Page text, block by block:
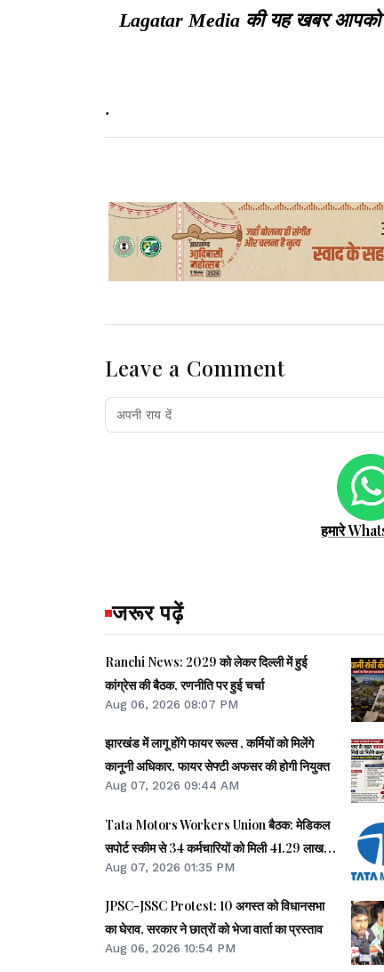
Lagatar Media की यह खबर आपको
.
Leave a Comment
हमारे
जरूर पढ़ें
Ranchi News: 2029 को लेकर दिल्ली में हुई
कांग्रेस की बैठक, रणनीति पर हुई चर्चा
Aug 06, 2026 08:07 PM
झारखंड में लागू होंगे फायर रूल्स , कर्मियों को मिलेंगे
कानूनी अधिकार, फायर सेफ्टी अफसर की होगी नियुक्त
Aug 07, 2026 09:44 AM
Tata Motors Workers Union बैठक: मेडिकल
सपोर्ट स्कीम से 34 कर्मचारियों को मिली 41.29 लाख
की मदद
Aug 07, 2026 01:35 PM
JPSC-JSSC Protest: 10 अगस्त को विधानसभा
का घेराव, सरकार ने छात्रों को भेजा वार्ता का प्रस्ताव
Aug 06, 2026 10:54 PM